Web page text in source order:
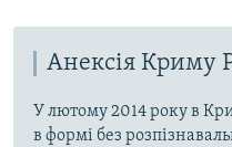
Анексія Криму
У лютому 2014 року в
в формі без